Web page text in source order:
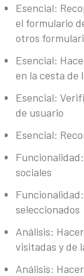
Esencial:
el formulario
otros
Esencial:
en la cesta de
Esencial:
de usuario
Esencial:
sociales
seleccionados
Análisis:
visitadas y de
Análisis: